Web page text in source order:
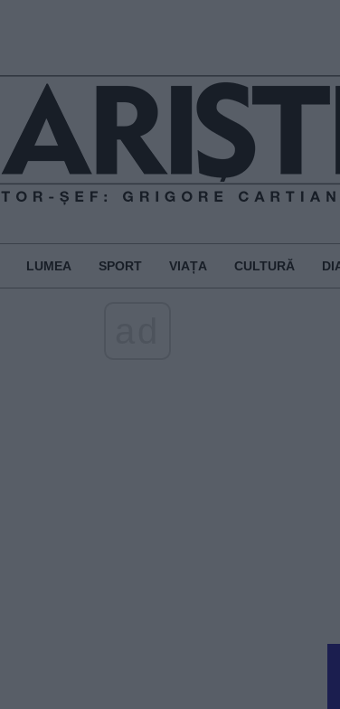
LUMEA SPORT VIAȚA CULTURĂ